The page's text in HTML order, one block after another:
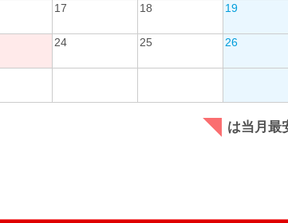
17 18 19
24 25 26
は当月最